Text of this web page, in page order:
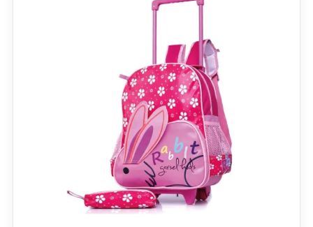
tampilan anak semakin keren. Jangan
muat masuk dalam tas. Soalnya, tas troli anak
laki-laki ini punya kompartemen yang luas
dengan kantong multifungsi yang banyak.
Harganya yang terjangkau membuat tas ini
banyak diminati konsumen dan jadi pilihan